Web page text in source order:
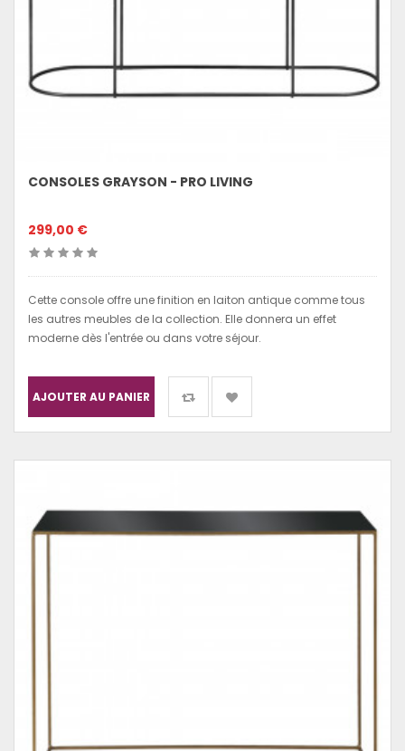
CONSOLES GRAYSON - PRO LIVING
299,00 €
Cette console offre une finition en laiton antique comme tous
les autres meubles de la collection. Elle donnera un effet
moderne dès l'entrée ou dans votre séjour.
AJOUTER AU PANIER